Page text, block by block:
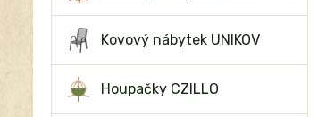
Kovový nábytek UNIKOV
Houpačky CZILLO